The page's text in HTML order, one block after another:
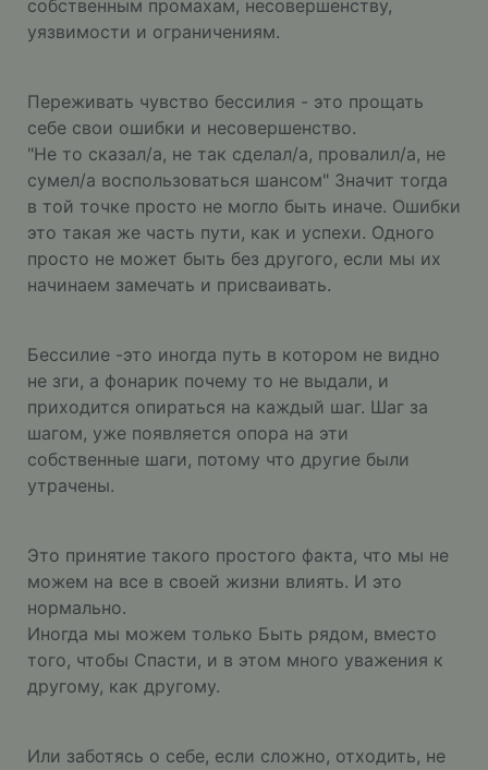
собственным промахам, несовершенству,
уязвимости и ограничениям.
Переживать чувство бессилия - это прощать
себе свои ошибки и несовершенство.
"Не то сказал/а, не так сделал/а, провалил/а, не
сумел/а воспользоваться шансом" Значит тогда
в той точке просто не могло быть иначе. Ошибки
это такая же часть пути, как и успехи. Одного
просто не может быть без другого, если мы их
начинаем замечать и присваивать.
Бессилие -это иногда путь в котором не видно
не зги, а фонарик почему то не выдали, и
приходится опираться на каждый шаг. Шаг за
шагом, уже появляется опора на эти
собственные шаги, потому что другие были
утрачены.
Это принятие такого простого факта, что мы не
можем на все в своей жизни влиять. И это
нормально.
Иногда мы можем только Быть рядом, вместо
того, чтобы Спасти, и в этом много уважения к
другому, как другому.
Или заботясь о себе, если сложно, отходить, не